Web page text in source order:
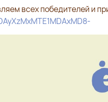
всех победителей и